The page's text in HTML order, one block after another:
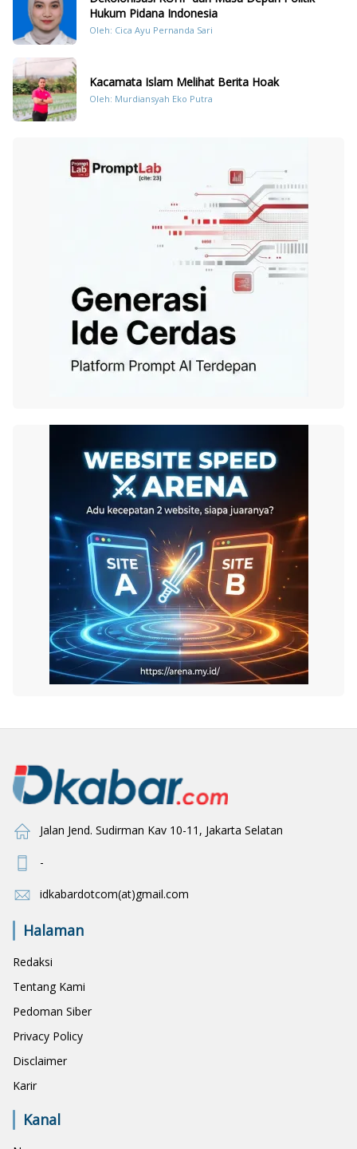
Hukum Pidana Indonesia
Oleh: Cica Ayu Pernanda Sari
Kacamata Islam Melihat Berita Hoak
Oleh: Murdiansyah Eko Putra
Jalan Jend. Sudirman Kav 10-11, Jakarta Selatan
-
idkabardotcom(at)gmail.com
Halaman
Redaksi
Tentang Kami
Pedoman Siber
Privacy Policy
Disclaimer
Karir
Kanal